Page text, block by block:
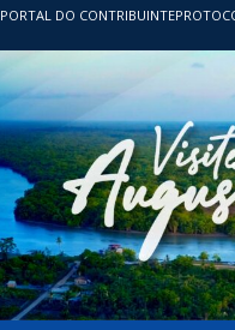
PORTAL DO CONTRIBUINTE